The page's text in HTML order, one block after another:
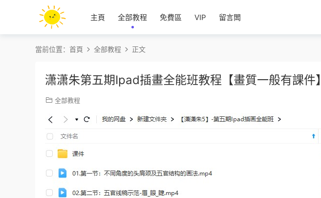
主頁 全部教程 免費區 VIP 留言闆
當前位置： 首頁 全部教程 正文
潇潇朱第五期Ipad插畫全能班教程【畫質一般有課件】
全部教程